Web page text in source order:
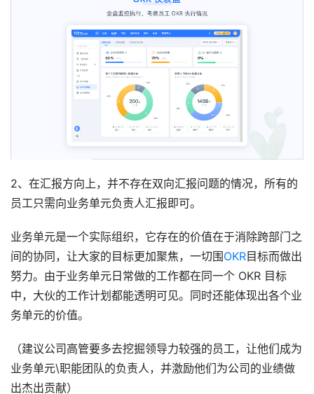
2、在汇报方向上，并不存在双向汇报问题的情况，所有的
员工只需向业务单元负责人汇报即可。
业务单元是一个实际组织，它存在的价值在于消除跨部门之
间的协同，让大家的目标更加聚焦，一切围OKR目标而做出
努力。由于业务单元日常做的工作都在同一个 OKR 目标
中，大伙的工作计划都能透明可见。同时还能体现出各个业
务单元的价值。
（建议公司高管要多去挖掘领导力较强的员工，让他们成为
业务单元\职能团队的负责人，并激励他们为公司的业绩做
出杰出贡献）